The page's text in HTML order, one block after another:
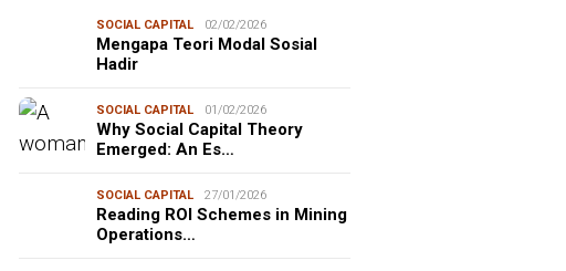
SOCIAL CAPITAL 02/02/2026
Mengapa Teori Modal Sosial
Hadir
SOCIAL CAPITAL 01/02/2026
Why Social Capital Theory
Emerged: An Es…
SOCIAL CAPITAL 27/01/2026
Reading ROI Schemes in Mining
Operations…